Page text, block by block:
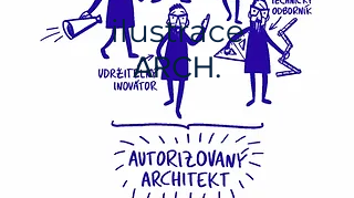
ilustrace
ARCH.